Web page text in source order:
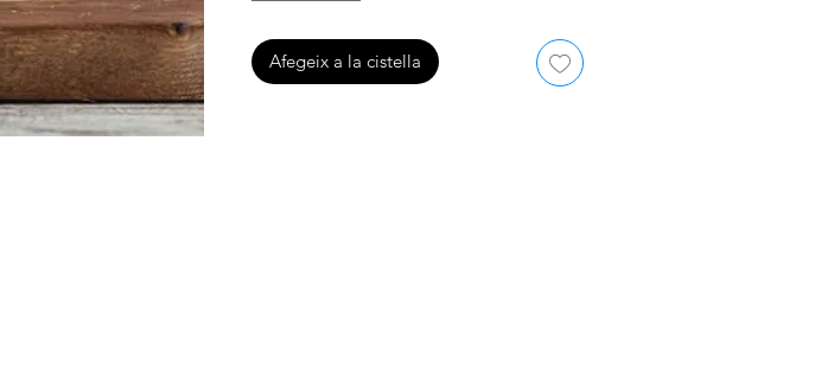
Afegeix a la cistella